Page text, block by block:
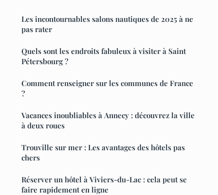
Les incontournables salons nautiques de 2025 à ne
pas rater
Quels sont les endroits fabuleux à visiter à Saint
Pétersbourg ?
Comment renseigner sur les communes de France
?
Vacances inoubliables à Annecy : découvrez la ville
à deux roues
Trouville sur mer : Les avantages des hôtels pas
chers
Réserver un hôtel à Viviers-du-Lac : cela peut se
faire rapidement en ligne